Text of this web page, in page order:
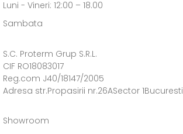
Luni - Vineri: 12:00 – 18.00
Sambata
S.C. Proterm Grup S.R.L.
CIF RO18083017
Reg.com J40/18147/2005
Adresa str.Propasirii nr.26ASector 1Bucuresti
Showroom